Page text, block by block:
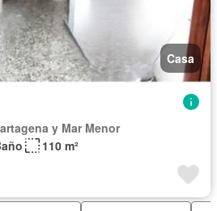
Casa
y Mar Menor
110 m²